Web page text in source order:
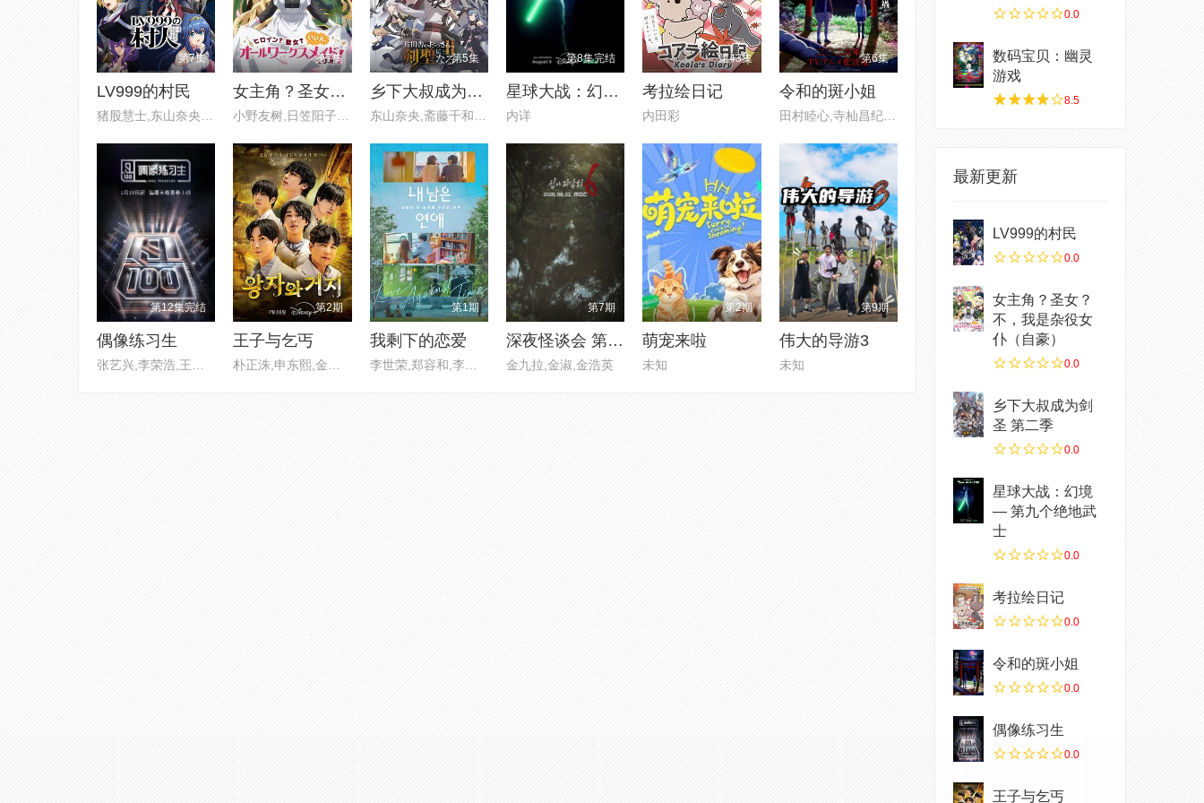
第7集
LV999的村民
猪股慧士,东山奈央,江头宏哉,岛
第7集
女主角？圣女？不，我是杂役女仆（自豪）
小野友树,日笠阳子,大久保瑠美,
第5集
乡下大叔成为剑圣 第二季
东山奈央,斋藤千和,平田广明,石
第8集完结
星球大战：幻境 — 第九个绝地武士
内详
第43集
考拉绘日记
内田彩
第6集
令和的斑小姐
田村睦心,寺杣昌纪,津田美波,寺
第12集完结
偶像练习生
第2期
王子与乞丐
第1期
我剩下的恋爱
第7期
深夜怪谈会 第六季
金九拉,金淑,金浩英
第2期
萌宠来啦
未知
第9期
伟大的导游3
未知
0.0
数码宝贝：幽灵
游戏
8.5
最新更新
LV999的村民
0.0
女主角？圣女？
不，我是杂役女
仆（自豪）
0.0
乡下大叔成为剑
圣 第二季
0.0
星球大战：幻境
— 第九个绝地武
士
0.0
考拉绘日记
0.0
令和的斑小姐
0.0
偶像练习生
0.0
王子与乞丐